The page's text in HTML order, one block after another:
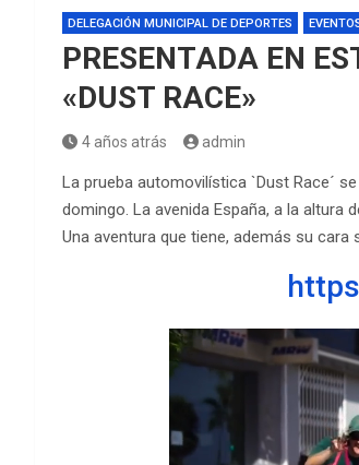
DELEGACIÓN MUNICIPAL DE DEPORTES
PRESENTADA EN
«DUST RACE»
4 años atrás admin
La prueba automovilística `Dust Race´
domingo. La avenida España, a la altura
Una aventura que tiene, además su cara